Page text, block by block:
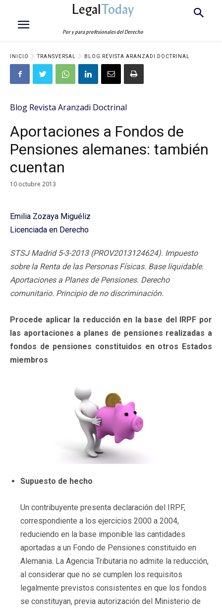
LegalToday
Por y para profesionales del Derecho
INICIO TRANSVERSAL BLOG REVISTA ARANZADI DOCTRINAL
Blog Revista Aranzadi Doctrinal
Aportaciones a Fondos de
Pensiones alemanes: también
cuentan
10 octubre 2013
Emilia Zozaya Miguéliz
Licenciada en Derecho
STSJ Madrid 5-3-2013 (PROV2013124624). Impuesto
sobre la Renta de las Personas Físicas. Base liquidable.
Aportaciones a Planes de Pensiones. Derecho
comunitario. Principio de no discriminación.
Procede aplicar la reducción en la base del IRPF por
las aportaciones a planes de pensiones realizadas a
fondos de pensiones constituidos en otros Estados
miembros
Supuesto de hecho
Un contribuyente presenta declaración del IRPF,
correspondiente a los ejercicios 2000 a 2004,
reduciendo en la base imponible las cantidades
aportadas a un Fondo de Pensiones constituido en
Alemania. La Agencia Tributaria no admite la reducción,
al considerar que no se cumplen los requisitos
legalmente previstos consistentes en que los fondos
se constituyan, previa autorización del Ministerio de